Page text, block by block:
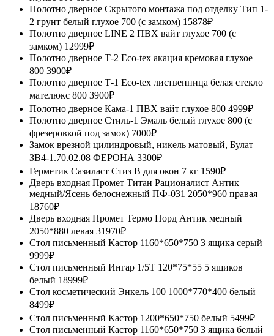
Полотно дверное Скрытого монтажа под отделку Тип 1-
2 грунт белый глухое 700 (с замком) 15878₽
Полотно дверное LINE 2 ПВХ вайт глухое 700 (с
замком) 12999₽
Полотно дверное Т-2 Eсо-tех акация кремовая глухое
800 3900₽
Полотно дверное Т-1 Eсо-tех лиственница белая стекло
мателюкс 800 3900₽
Полотно дверное Кама-1 ПВХ вайт глухое 800 4999₽
Полотно дверное Стиль-1 Эмаль белый глухое 800 (с
фрезеровкой под замок) 7000₽
Замок врезной цилиндровый, никель матовый, Булат
ЗВ4-1.70.02.08 ФЕРОНА 3300₽
Герметик Сазиласт Стиз В для окон 7 кг 1590₽
Дверь входная Промет Титан Рационалист Антик
медный/Ясень белоснежный ПФ-031 2050*960 правая
18760₽
Дверь входная Промет Термо Норд Антик медный
2050*880 левая 31970₽
Стол письменный Кастор 1160*650*750 3 ящика серый
9999₽
Стол письменный Ингар 1/5Т 120*75*55 5 ящиков
белый 18999₽
Стол косметический Энкель 100 1000*770*400 белый
8499₽
Стол письменный Кастор 1200*650*750 белый 5499₽
Стол письменный Кастор 1160*650*750 3 ящика белый